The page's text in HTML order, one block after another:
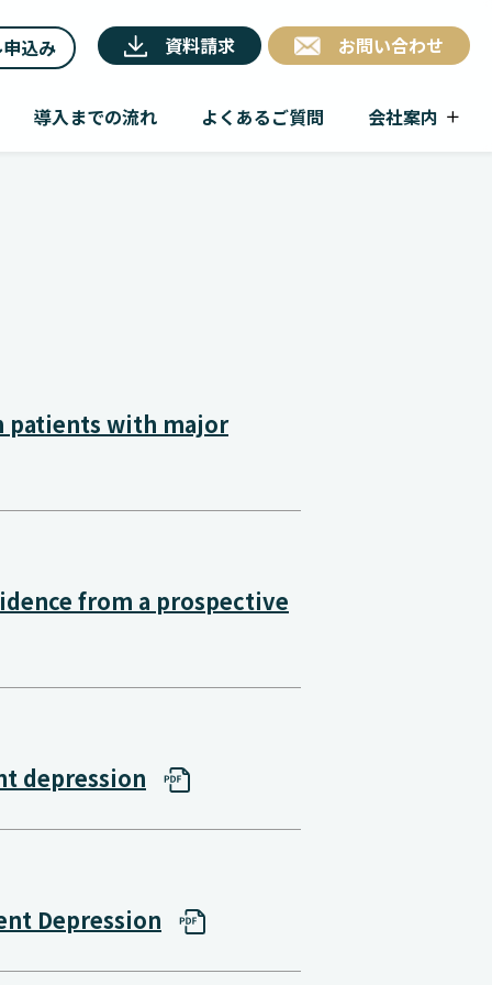
込み 資料請求 お問い合わせ
導入までの流れ よくあるご質問 会社案内
patients with major
from a prospective
depression
Depression